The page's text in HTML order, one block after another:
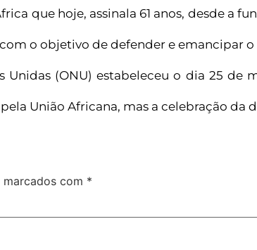
que hoje, assinala 61 anos, desde a
o objetivo de defender e emancipar
Unidas (ONU) estabeleceu o dia 25
União Africana, mas a celebração da
com *